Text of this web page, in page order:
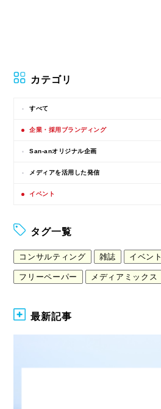
カテゴリ
すべて
企業・採用ブランディング
San-anオリジナル企画
メディアを活用した発信
イベント
タグ一覧
コンサルティング 雑誌 イベント
フリーペーパー メディアミックス
最新記事